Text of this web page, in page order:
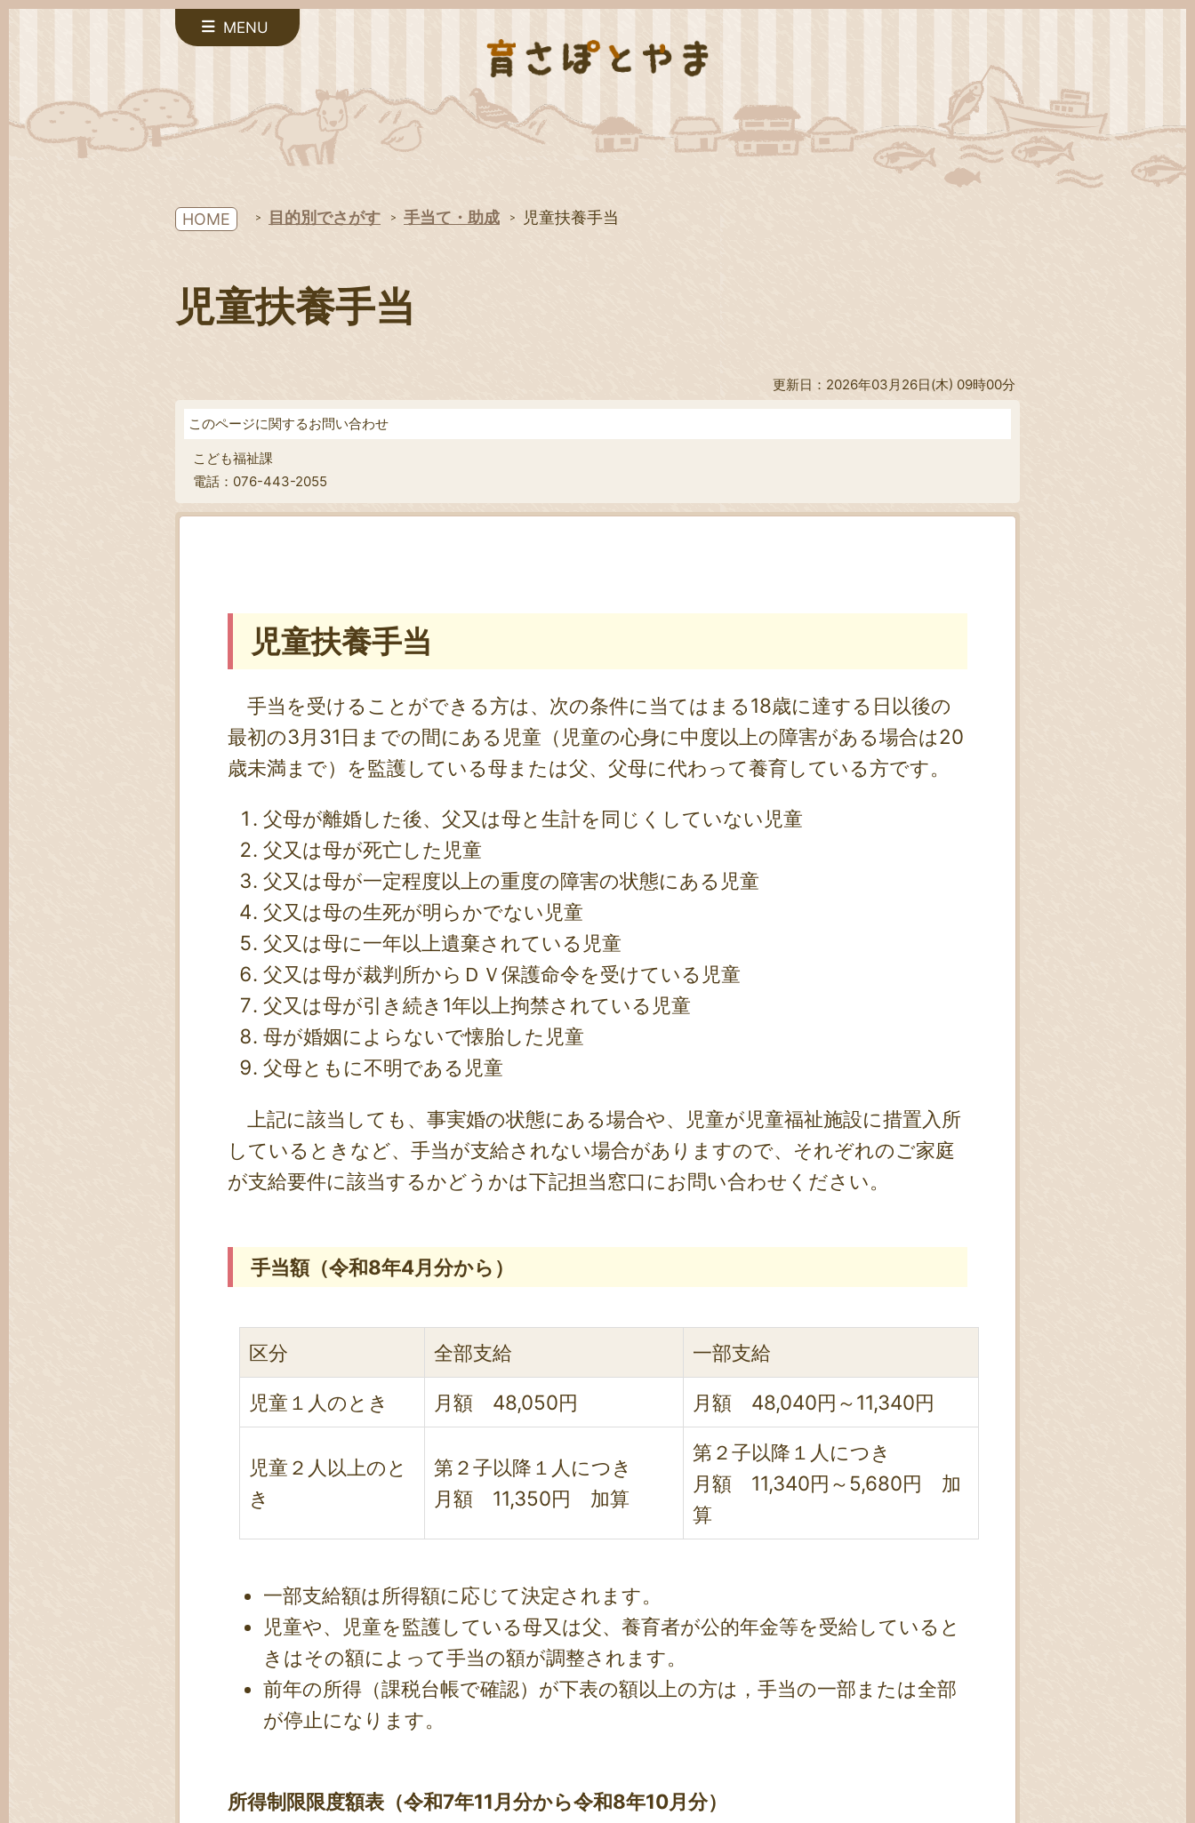
MENU
HOME 目的別でさがす 手当て・助成 児童扶養手当
児童扶養手当
更新日：2026年03月26日(木) 09時00分
このページに関するお問い合わせ
こども福祉課
電話：076-443-2055
児童扶養手当
手当を受けることができる方は、次の条件に当てはまる18歳に達する日以後の
最初の3月31日までの間にある児童（児童の心身に中度以上の障害がある場合は20
歳未満まで）を監護している母または父、父母に代わって養育している方です。
父母が離婚した後、父又は母と生計を同じくしていない児童
父又は母が死亡した児童
父又は母が一定程度以上の重度の障害の状態にある児童
父又は母の生死が明らかでない児童
父又は母に一年以上遺棄されている児童
父又は母が裁判所からＤＶ保護命令を受けている児童
父又は母が引き続き1年以上拘禁されている児童
母が婚姻によらないで懐胎した児童
父母ともに不明である児童
上記に該当しても、事実婚の状態にある場合や、児童が児童福祉施設に措置入所
しているときなど、手当が支給されない場合がありますので、それぞれのご家庭
が支給要件に該当するかどうかは下記担当窓口にお問い合わせください。
手当額（令和8年4月分から）
区分 全部支給 一部支給
児童１人のとき 月額 48,050円 月額 48,040円～11,340円
児童２人以上のと
き
第２子以降１人につき
月額 11,350円 加算
第２子以降１人につき
月額 11,340円～5,680円 加
算
一部支給額は所得額に応じて決定されます。
児童や、児童を監護している母又は父、養育者が公的年金等を受給していると
きはその額によって手当の額が調整されます。
前年の所得（課税台帳で確認）が下表の額以上の方は，手当の一部または全部
が停止になります。
所得制限限度額表（令和7年11月分から令和8年10月分）